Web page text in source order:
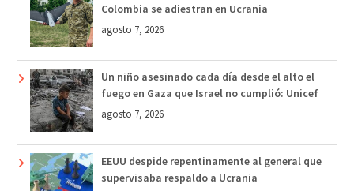
Colombia se adiestran en Ucrania
agosto 7, 2026
Un niño asesinado cada día desde el alto el
fuego en Gaza que Israel no cumplió: Unicef
agosto 7, 2026
EEUU despide repentinamente al general que
supervisaba respaldo a Ucrania